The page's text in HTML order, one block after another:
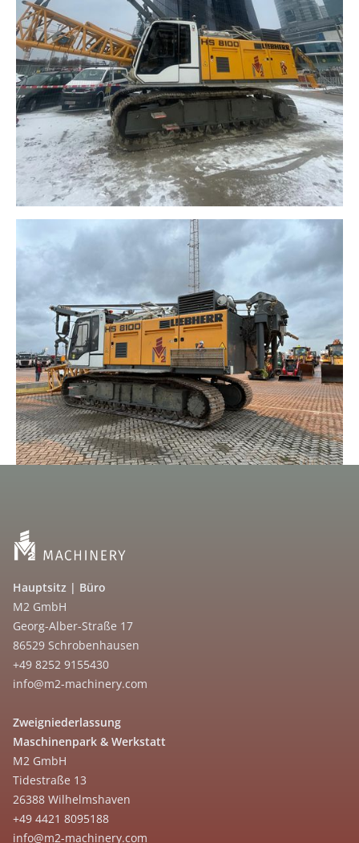
Hauptsitz | Büro
M2 GmbH
Georg-Alber-Straße 17
86529 Schrobenhausen
+49 8252 9155430
info@m2-machinery.com
Zweigniederlassung
Maschinenpark & Werkstatt
M2 GmbH
Tidestraße 13
26388 Wilhelmshaven
+49 4421 8095188
info@m2-machinery.com